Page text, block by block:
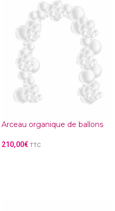
Arceau organique de ballons
210,00€ TTC